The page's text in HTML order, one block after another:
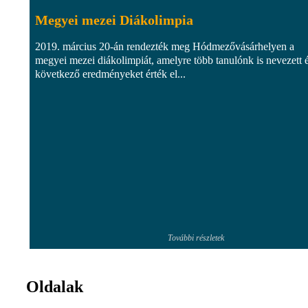
Megyei mezei Diákolimpia
2019. március 20-án rendezték meg Hódmezővásárhelyen a
megyei mezei diákolimpiát, amelyre több tanulónk is nevezett
következő eredményeket érték el...
További részletek
Oldalak